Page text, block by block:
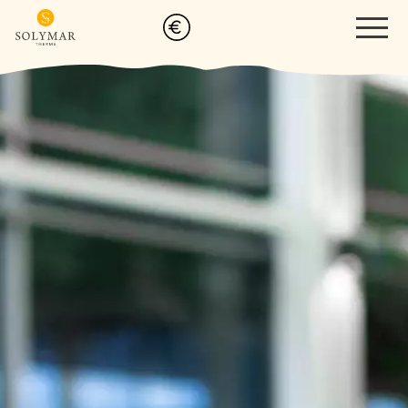
Therme
Becken
Bars
Sport- & Familienbad
Sauna & Spa
Wellness Reservierung
Gutscheine
Events